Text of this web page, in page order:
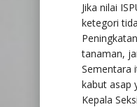
Jika nilai
ketegori
tanaman,
Sementara
kabut asap
Kepala